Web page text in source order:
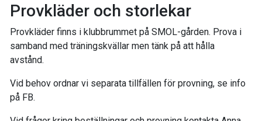
Provkläder och storlekar
Provkläder finns i klubbrummet på SMOL-gården. Prova i
samband med träningskvällar men tänk på att hålla
avstånd.
Vid behov ordnar vi separata tillfällen för provning, se info
på FB.